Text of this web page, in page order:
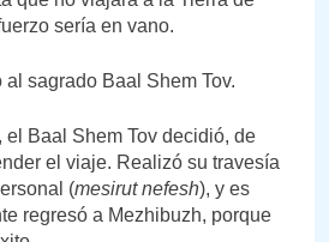
sería en vano.
al sagrado Baal Shem Tov.
el Baal Shem Tov decidió, de
el viaje. Realizó su travesía
(mesirut nefesh), y es
regresó a Mezhibuzh, porque